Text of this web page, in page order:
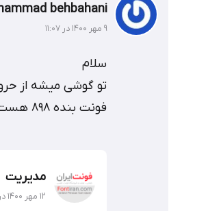
behbahani
۹ مهر ۱۴۰۰ در ۱۱:۰۷
سلام
تو گوشی میشه از
فونت بنده ۸۹۸ هست
مدیریت
۱۲ مهر ۱۴۰۰ در ۱۴:۴۸